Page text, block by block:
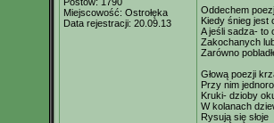
Miejscowość: Ostrołęka
Data rejestracji: 20.09.13
Oddechem
Kiedy śnieg jest
A jeśli sadza- to
Zakochanych
Zarówno
Głową poezji
Przy nim
Kruki- dzioby
W kolanach
Rysują się słoje